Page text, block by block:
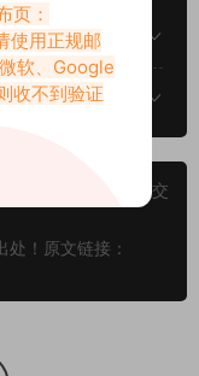
么办？
了您的权限可以提交
！原文链接：
页：
使用正规邮
软、Google
收不到验证